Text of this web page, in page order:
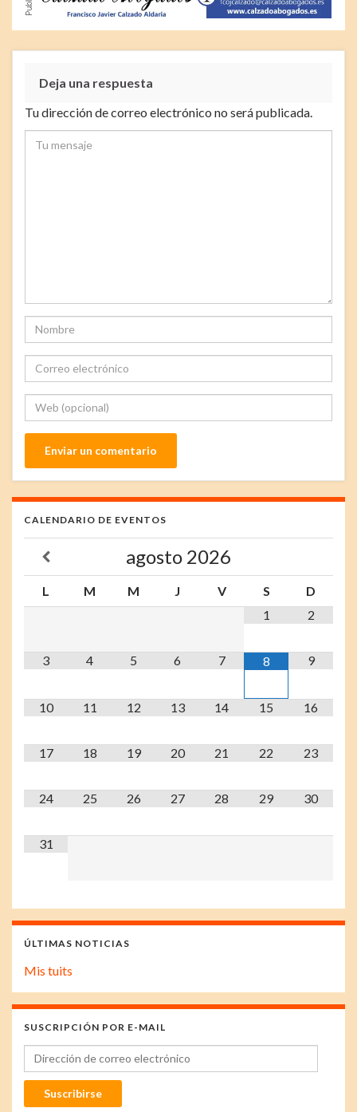
Deja una respuesta
Tu dirección de correo electrónico no será publicada.
CALENDARIO DE EVENTOS
agosto 2026
L M M J V S
D
1
2
3 4 5 6 7 8 9
10 11 12 13 14 15 16
17 18 19 20 21 22 23
24 25 26 27 28 29 30
31
ÚLTIMAS NOTICIAS
Mis tuits
SUSCRIPCIÓN POR E-MAIL
Dirección de correo electrónico
Suscribirse